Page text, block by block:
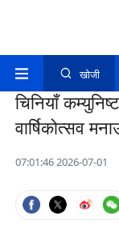
खोजी
चिनियाँ
वार्षिकोत्सव
07:01:46 2026-07-01